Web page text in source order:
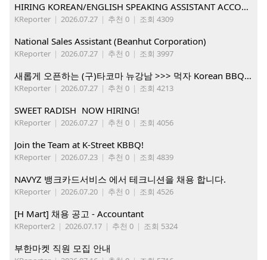
HIRING KOREAN/ENGLISH SPEAKING ASSISTANT ACCOUNT MANAGER
KReporter | 2026.07.27 | 추천 0 | 조회 4309
National Sales Assistant (Beanhut Corporation)
KReporter | 2026.07.27 | 추천 0 | 조회 3997
새롭게 오픈하는 (구)타코마 뉴강남 >>> 먹자 Korean BBQ 구인중
KReporter | 2026.07.27 | 추천 0 | 조회 4213
SWEET RADISH NOW HIRING!
KReporter | 2026.07.27 | 추천 0 | 조회 4056
Join the Team at K-Street KBBQ!
KReporter | 2026.07.23 | 추천 0 | 조회 4839
NAVYZ 뱅크카드서비스 에서 테크니션을 채용 합니다.
KReporter | 2026.07.20 | 추천 0 | 조회 4526
[H Mart] 채용 공고 - Accountant
KReporter2 | 2026.07.17 | 추천 0 | 조회 5324
부한마켓 직원 모집 안내